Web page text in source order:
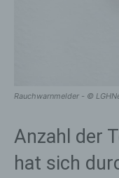
Rauchwarnmelder - ©
Anzahl der
hat sich